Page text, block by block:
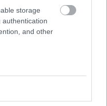
storage
authentication
and other
31/03/2018 11:28
A marzo aperto!